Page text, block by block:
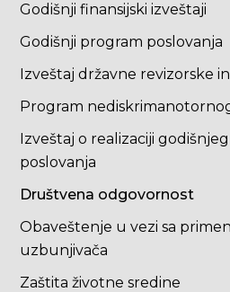
Godišnji finansijski izveštaji
Godišnji program poslovanja
Izveštaj državne revizorske
Program
Izveštaj o realizaciji
poslovanja
Društvena odgovornost
Obaveštenje u vezi sa
uzbunjivača
Zaštita životne sredine